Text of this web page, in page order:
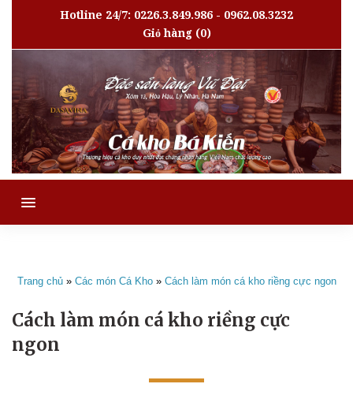
Hotline 24/7: 0226.3.849.986 - 0962.08.3232
Giỏ hàng(0)
MENU
Trang chủ» Các món Cá Kho» Cách làm món cá kho riềng cực ngon
Cách làm món cá kho riềng cực
ngon